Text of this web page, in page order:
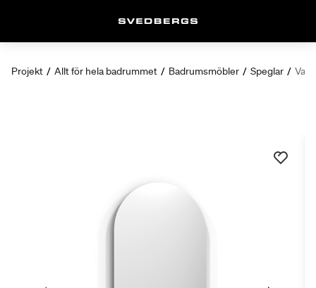
Projekt / Allt för hela badrummet / Badrumsmöbler / Speglar /